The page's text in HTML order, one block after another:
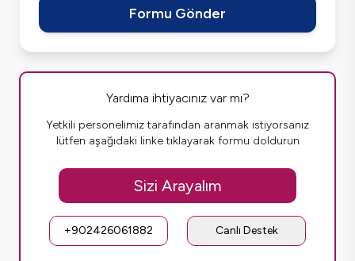
Formu Gönder
Yardıma ihtiyacınız var mı?
Yetkili personelimiz tarafından aranmak istiyorsanız
lütfen aşağıdaki linke tıklayarak formu doldurun
Sizi Arayalım
+902426061882 Canlı Destek